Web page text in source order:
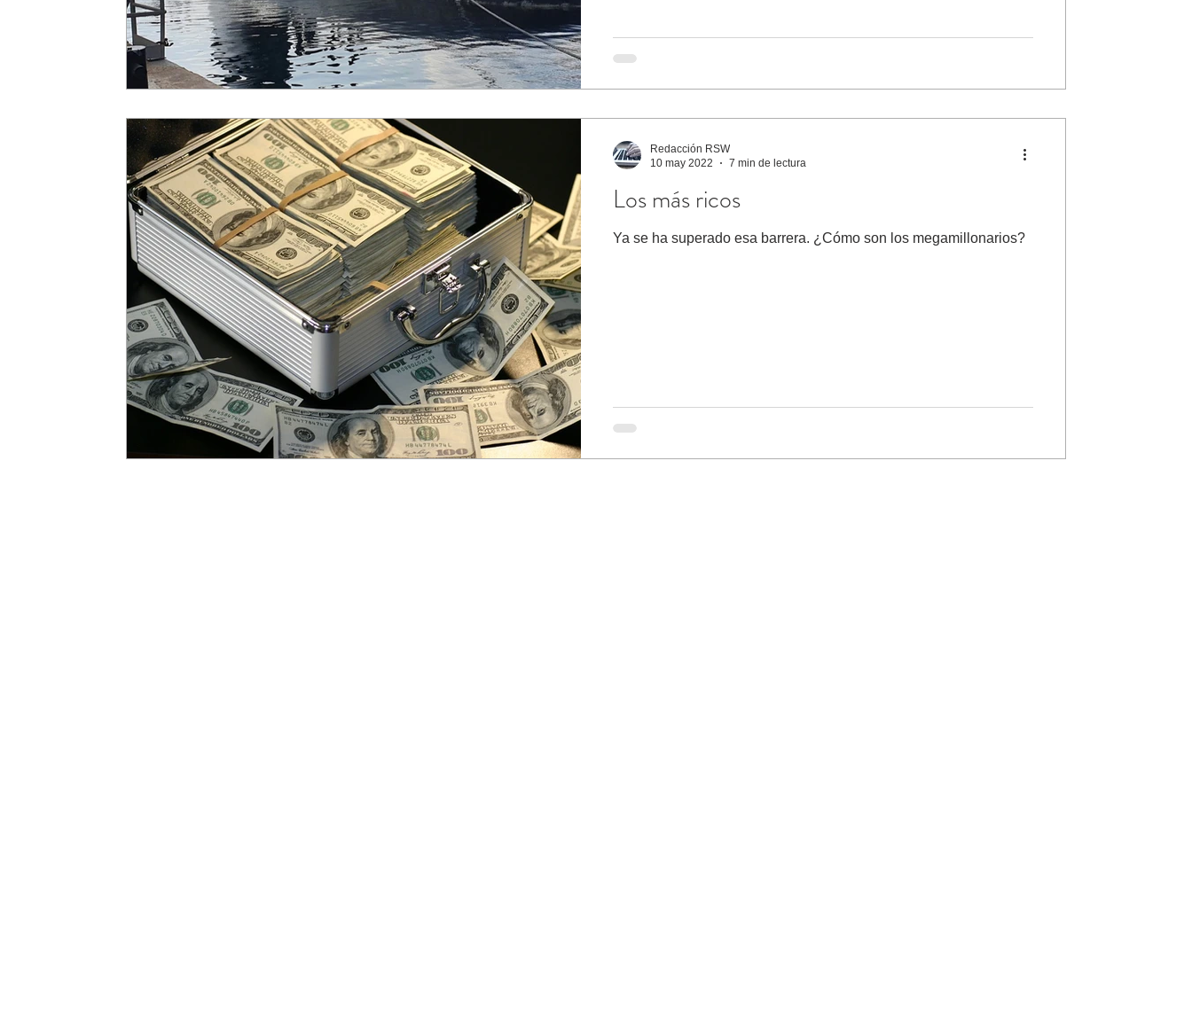
Los más ricos
Ya se ha superado esa barrera. ¿Cómo son los megamillonarios?
Redacción RSW
10 may 2022
7 min de lectura